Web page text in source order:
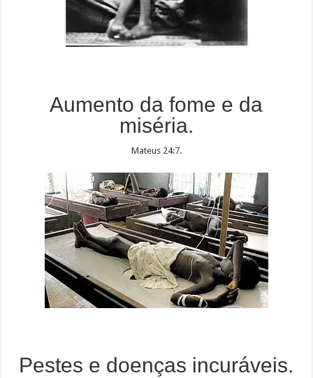
Aumento da fome e da
miséria.
Mateus 24:7.
Pestes e doenças incuráveis.